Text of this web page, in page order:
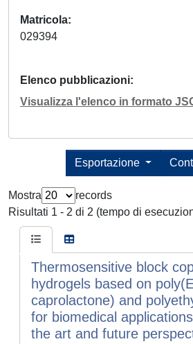
Matricola
029394
Elenco pubblicazioni
Visualizza l'elenco in formato
Esportazione
Mostra
records
Risultati 1 - 2 di 2 (tempo di
Thermosensitive block
hydrogels based on
caprolactone) and
for biomedical
the art and future